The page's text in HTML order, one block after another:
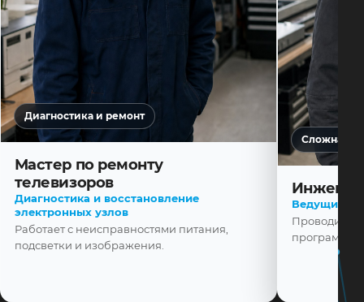
Диагностика и ремонт
Мастер по ремонту
телевизоров
Диагностика и восстановление
электронных узлов
Работает с неисправностями питания,
подсветки и изображения.
Сложная
Ведущий
Проводит